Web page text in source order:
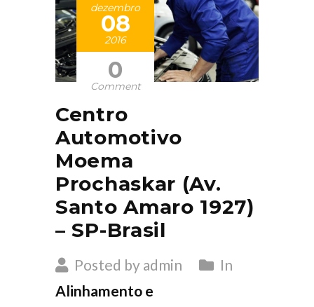
dezembro
08
2016
0
Comment
Centro
Automotivo
Moema
Prochaskar (Av.
Santo Amaro 1927)
– SP-Brasil
Posted by admin
In
Alinhamento e